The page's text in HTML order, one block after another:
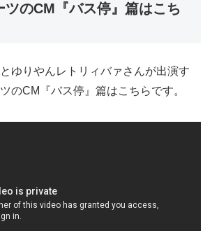
ツのCM『バス停』篇はこち
ゆりやんレトリィバァさんが出演す
のCM『バス停』篇はこちらです。